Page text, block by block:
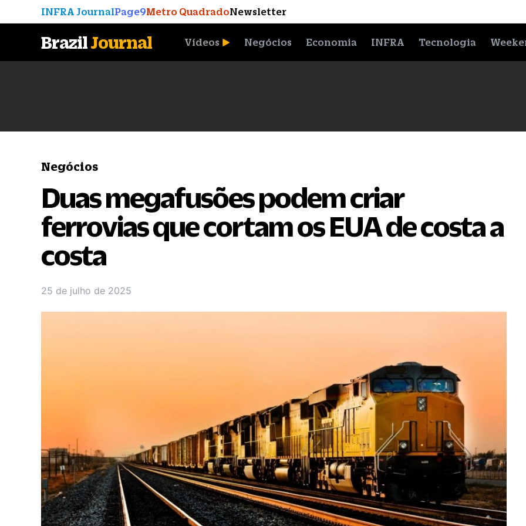
INFRA JournalPage9Metro QuadradoNewsletter
BrazilJournal Vídeos Negócios Economia INFRA Tecnologia
Negócios
Duas megafusões podem criar
ferrovias que cortam os EUA de costa a
costa
25 de julho de 2025